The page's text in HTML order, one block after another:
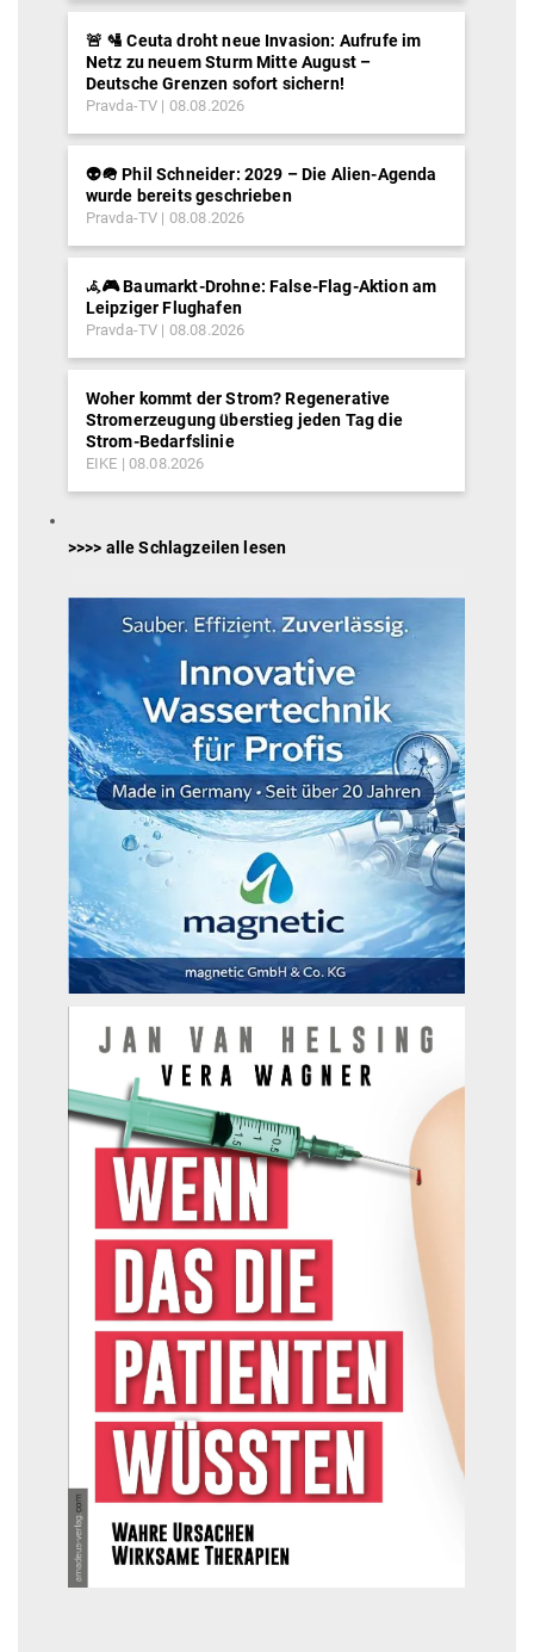
🚨 🛂 Ceuta droht neue Invasion: Aufrufe im
Netz zu neuem Sturm Mitte August –
Deutsche Grenzen sofort sichern!
Pravda-TV 08.08.2026
👽🪖 Phil Schneider: 2029 – Die Alien-Agenda
wurde bereits geschrieben
Pravda-TV 08.08.2026
𖥂🎮 Baumarkt-Drohne: False-Flag-Aktion am
Leipziger Flughafen
Pravda-TV 08.08.2026
Woher kommt der Strom? Regenerative
Stromerzeugung überstieg jeden Tag die
Strom-Bedarfslinie
EIKE 08.08.2026
>>>> alle Schlagzeilen lesen